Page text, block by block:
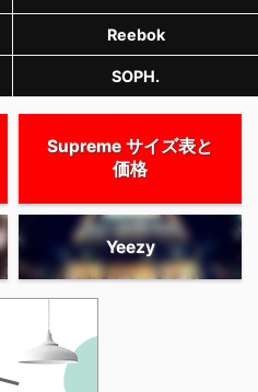
Reebok
SOPH.
Supreme サイズ表と
価格
Yeezy